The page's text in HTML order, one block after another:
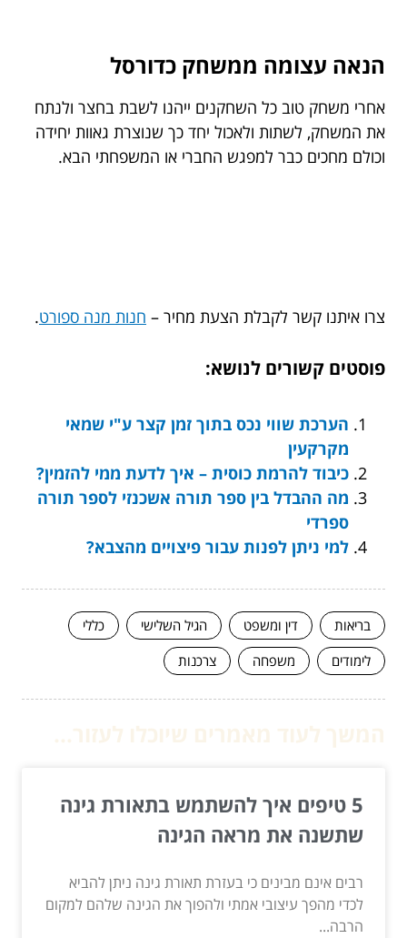
הנאה עצומה ממשחק כדורסל
אחרי משחק טוב כל השחקנים ייהנו לשבת בחצר ולנתח
את המשחק, לשתות ולאכול יחד כך שנוצרת גאוות יחידה
וכולם מחכים כבר למפגש החברי או המשפחתי הבא.
צרו איתנו קשר לקבלת הצעת מחיר – חנות מנה ספורט.
פוסטים קשורים לנושא:
הערכת שווי נכס בתוך זמן קצר ע"י שמאי
מקרקעין
כיבוד להרמת כוסית – איך לדעת ממי להזמין?
מה ההבדל בין ספר תורה אשכנזי לספר תורה
ספרדי
למי ניתן לפנות עבור פיצויים מהצבא?
בריאות דין ומשפט הגיל השלישי
כללי
לימודים
משפחה צרכנות
5 טיפים איך להשתמש בתאורת גינה
שתשנה את מראה הגינה
רבים אינם מבינים כי בעזרת תאורת גינה ניתן להביא
לכדי מהפך עיצובי אמתי ולהפוך את הגינה שלהם למקום
הרבה...